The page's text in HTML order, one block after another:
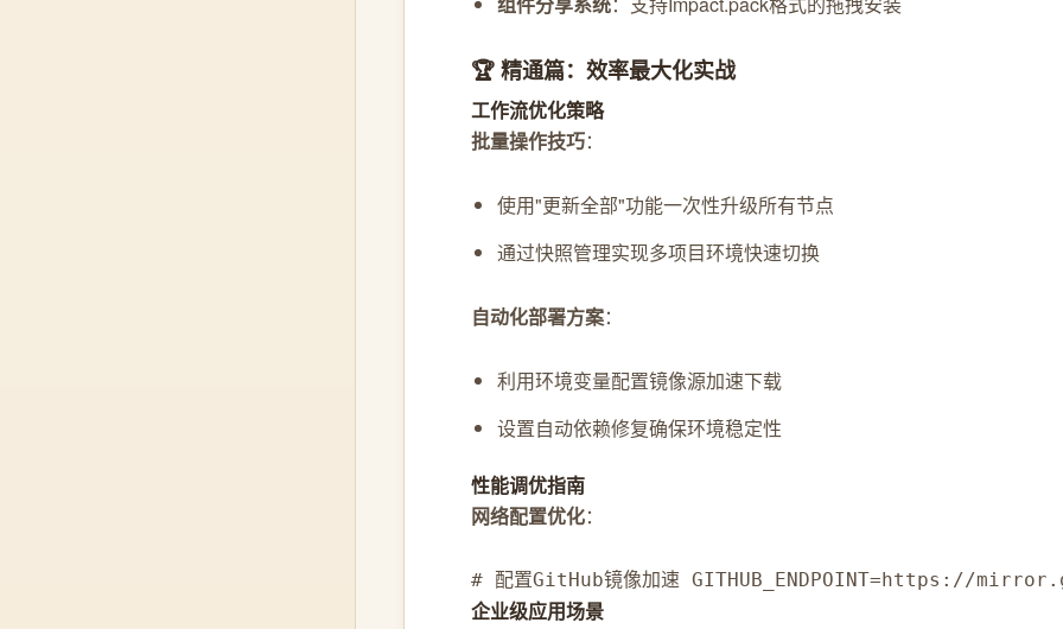
🏆 精通篇：效率最大化实战
工作流优化策略
批量操作技巧：
使用"更新全部"功能一次性升级所有节点
通过快照管理实现多项目环境快速切换
自动化部署方案：
利用环境变量配置镜像源加速下载
设置自动依赖修复确保环境稳定性
性能调优指南
网络配置优化：
# 配置GitHub镜像加速 GITHUB_ENDPOINT=https://
企业级应用场景